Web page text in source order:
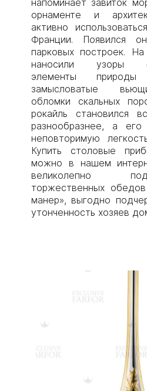
орнаменте и
активно
Франции. Появился
парковых построек.
наносили узоры
элементы
замысловатые
обломки скальных
рокайль становился
разнообразнее, а
неповторимую
Купить столовые
можно в нашем
великолепно
торжественных
манер», выгодно
утонченность хозяев